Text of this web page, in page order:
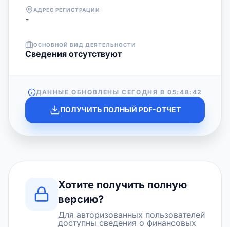
АДРЕС РЕГИСТРАЦИИ
-
ОСНОВНОЙ ВИД ДЕЯТЕЛЬНОСТИ
Cведения отсутствуют
ДАННЫЕ ОБНОВЛЕНЫ СЕГОДНЯ В05:48:42
ПОЛУЧИТЬ ПОЛНЫЙ PDF-ОТЧЕТ
Хотите получить полную
версию?
Для авторизованных пользователей
доступны сведения о финансовых